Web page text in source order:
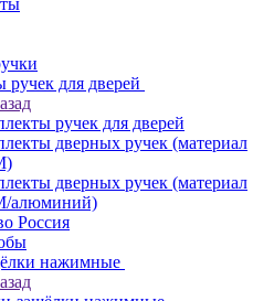
ручек для дверей
ручек для дверей
дверных ручек (материал
дверных ручек (материал
Россия
нажимные